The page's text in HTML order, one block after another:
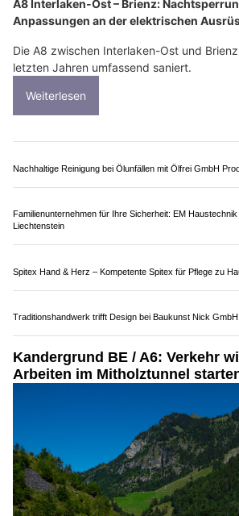
20.11.25 VON POLIZEI.NEWS REDAKTION
A8 Interlaken-Ost – Brienz:
Anpassungen an der elektrischen
letzten Jahren umfassend saniert.
Nachhaltige Reinigung bei Ölunfällen mit Ölfrei GmbH
Familienunternehmen für Ihre Sicherheit: EM
Liechtenstein